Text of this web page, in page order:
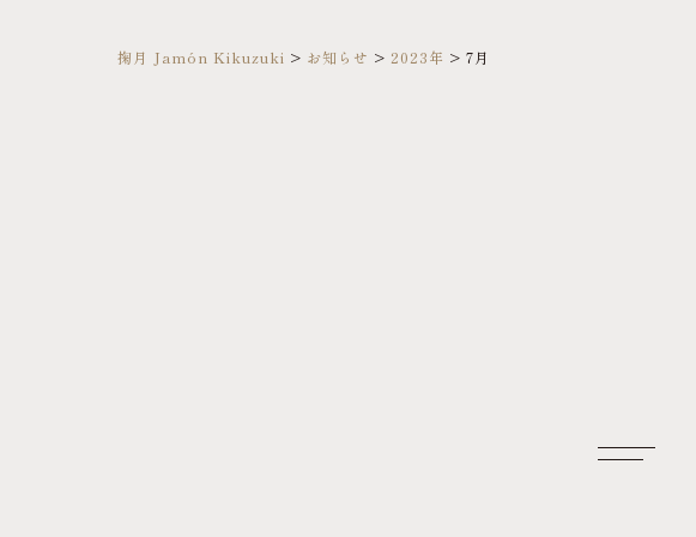
掬月 Jamón Kikuzuki > お知らせ > 2023年 > 7月